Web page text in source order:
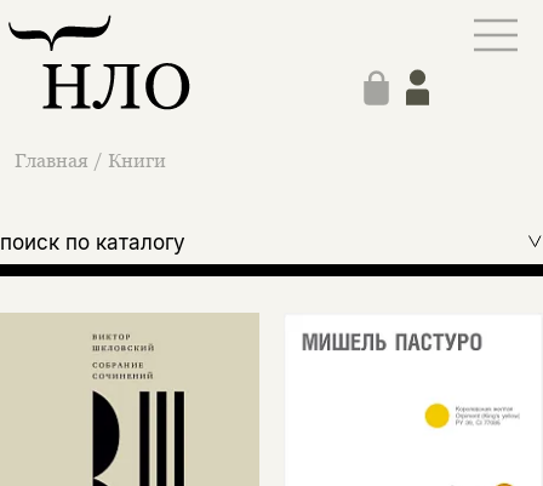
Главная / Книги
поиск по каталогу